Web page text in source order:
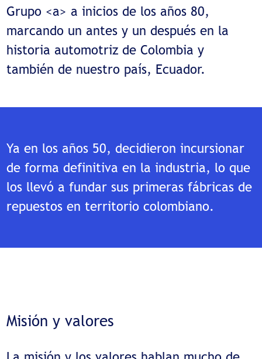
Grupo <a> a inicios de los años 80,
marcando un antes y un después en la
historia automotriz de Colombia y
también de nuestro país, Ecuador.
Ya en los años 50, decidieron incursionar
de forma definitiva en la industria, lo que
los llevó a fundar sus primeras fábricas de
repuestos en territorio colombiano.
Misión y valores